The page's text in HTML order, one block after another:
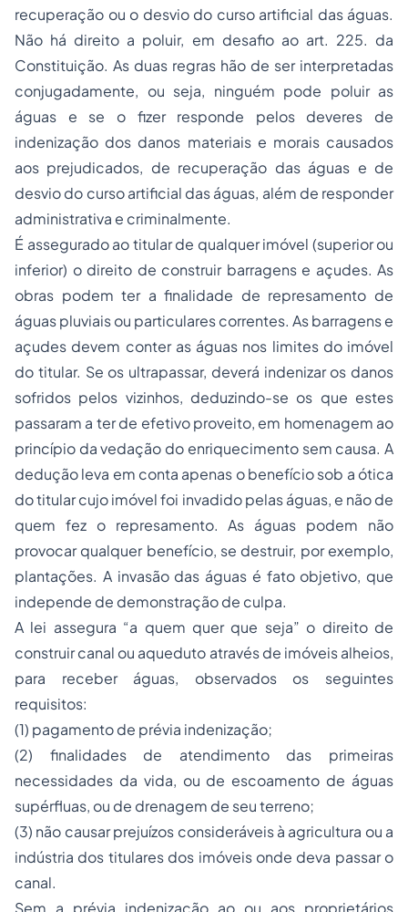
recuperação ou o desvio do curso artificial das águas.
Não há direito a poluir, em desafio ao art. 225. da
Constituição. As duas regras hão de ser interpretadas
conjugadamente, ou seja, ninguém pode poluir as
águas e se o fizer responde pelos deveres de
indenização dos danos materiais e morais causados
aos prejudicados, de recuperação das águas e de
desvio do curso artificial das águas, além de responder
administrativa e criminalmente.
É assegurado ao titular de qualquer imóvel (superior ou
inferior) o direito de construir barragens e açudes. As
obras podem ter a finalidade de represamento de
águas pluviais ou particulares correntes. As barragens e
açudes devem conter as águas nos limites do imóvel
do titular. Se os ultrapassar, deverá indenizar os danos
sofridos pelos vizinhos, deduzindo-se os que estes
passaram a ter de efetivo proveito, em homenagem ao
princípio da vedação do enriquecimento sem causa. A
dedução leva em conta apenas o benefício sob a ótica
do titular cujo imóvel foi invadido pelas águas, e não de
quem fez o represamento. As águas podem não
provocar qualquer benefício, se destruir, por exemplo,
plantações. A invasão das águas é fato objetivo, que
independe de demonstração de culpa.
A lei assegura “a quem quer que seja” o direito de
construir canal ou aqueduto através de imóveis alheios,
para receber águas, observados os seguintes
requisitos:
(1) pagamento de prévia indenização;
(2) finalidades de atendimento das primeiras
necessidades da vida, ou de escoamento de águas
supérfluas, ou de drenagem de seu terreno;
(3) não causar prejuízos consideráveis à agricultura ou a
indústria dos titulares dos imóveis onde deva passar o
canal.